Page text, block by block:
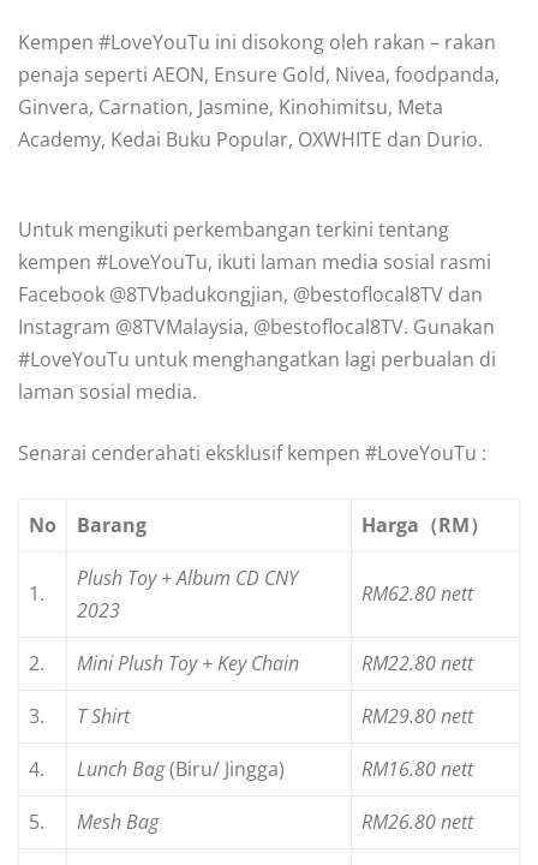
Kempen #LoveYouTu ini disokong oleh rakan – rakan
penaja seperti AEON, Ensure Gold, Nivea, foodpanda,
Ginvera, Carnation, Jasmine, Kinohimitsu, Meta
Academy, Kedai Buku Popular, OXWHITE dan Durio.
Untuk mengikuti perkembangan terkini tentang
kempen #LoveYouTu, ikuti laman media sosial rasmi
Facebook @8TVbadukongjian, @bestoflocal8TV dan
Instagram @8TVMalaysia, @bestoflocal8TV. Gunakan
#LoveYouTu untuk menghangatkan lagi perbualan di
laman sosial media.
Senarai cenderahati eksklusif kempen #LoveYouTu :
No Barang Harga （RM）
1.
Plush Toy + Album CD CNY
2023
RM62.80 nett
2. Mini Plush Toy + Key Chain
RM22.80 nett
3.
T Shirt
RM29.80 nett
4.
Lunch Bag(Biru/ Jingga)
RM16.80 nett
5.
Mesh Bag
RM26.80 nett